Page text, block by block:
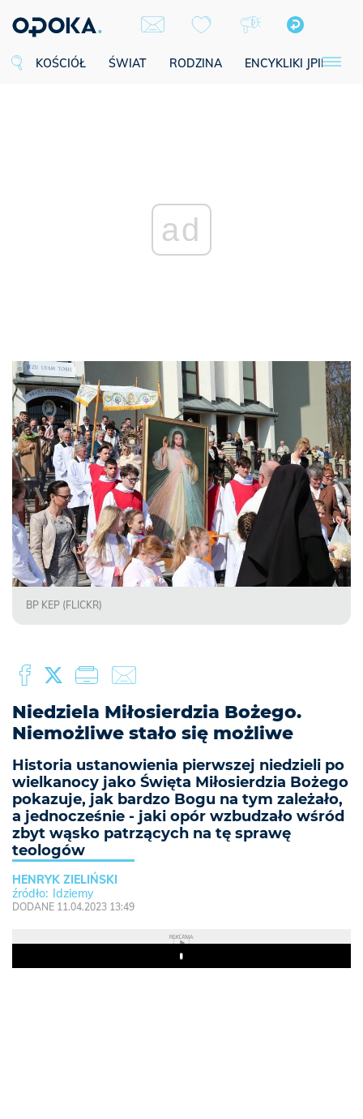
KOŚCIÓŁ ŚWIAT RODZINA ENCYKLIKI JPII
ad
BP KEP (FLICKR)
Niedziela Miłosierdzia Bożego.
Niemożliwe stało się możliwe
Historia ustanowienia pierwszej niedzieli po
wielkanocy jako Święta Miłosierdzia Bożego
pokazuje, jak bardzo Bogu na tym zależało,
a jednocześnie - jaki opór wzbudzało wśród
zbyt wąsko patrzących na tę sprawę
teologów
HENRYK ZIELIŃSKI
Idziemy
DODANE 11.04.2023 13:49
REKLAMA
Play